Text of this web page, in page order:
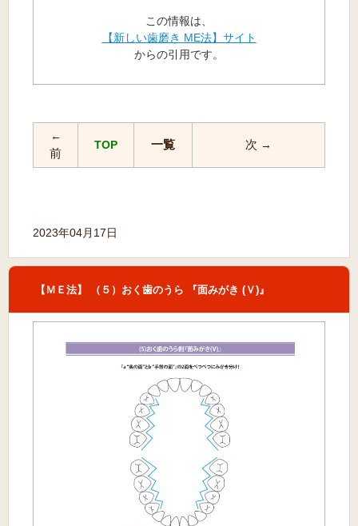
この情報は、
【新しい歯磨き ME法】サイト
からの引用です。
←
前
TOP 一覧 次 →
2023年04月17日
【ＭＥ法】 （５）おく歯のうら 『面みがき (Ｖ)』